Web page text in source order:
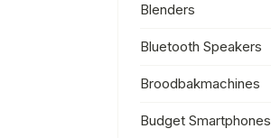
Blenders
Bluetooth Speakers
Broodbakmachines
Budget Smartphones